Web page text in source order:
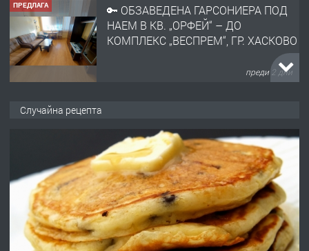
ПРЕДЛАГА
🔑 ОБЗАВЕДЕНА ГАРСОНИЕРА ПОД
НАЕМ В КВ. „ОРФЕЙ“ – ДО
КОМПЛЕКС „ВЕСПРЕМ“, ГР. ХАСКОВО
преди 2 дни
АПАРТАМЕНТ В ЦЕНТЪРА НА ГР.
ХАСКОВО
преди 3 дни
ПРЕДЛАГА Давам гараж под наем
Случайна рецепта